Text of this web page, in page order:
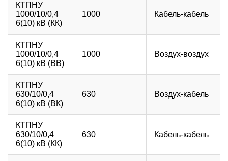
КТПНУ
1000/10/0,4
6(10) кВ (КК)
1000 Кабель-кабель
КТПНУ
1000/10/0,4
6(10) кВ (ВВ)
1000 Воздух-воздух
КТПНУ
630/10/0,4
6(10) кВ (ВК)
630 Воздух-кабель
КТПНУ
630/10/0,4
6(10) кВ (КК)
630 Кабель-кабель